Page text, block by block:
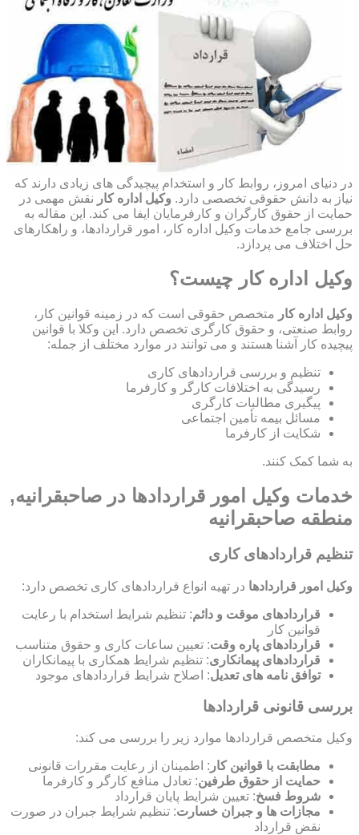
در دنیای امروز، روابط کار و استخدام پیچیدگی های زیادی دارند که
نیاز به دانش حقوقی تخصصی دارد. وکیل اداره کار نقش مهمی در
حمایت از حقوق کارگران و کارفرمایان ایفا می کند. این مقاله به
بررسی جامع خدمات وکیل اداره کار، امور قراردادها، و راهکارهای
حل اختلاف می پردازد.
وکیل اداره کار چیست؟
وکیل اداره کار متخصص حقوقی است که در زمینه قوانین کار،
روابط صنعتی، و حقوق کارگری تخصص دارد. این وکلا با قوانین
پیچیده کار آشنا هستند و می توانند در موارد مختلف از جمله:
تنظیم و بررسی قراردادهای کاری
رسیدگی به اختلافات کارگر و کارفرما
پیگیری مطالبات کارگری
مسائل بیمه تأمین اجتماعی
شکایت از کارفرما
به شما کمک کنند.
خدمات وکیل امور قراردادها در صاحبقرانیه,
منطقه صاحبقرانیه
تنظیم قراردادهای کاری
وکیل امور قراردادها در تهیه انواع قراردادهای کاری تخصص دارد:
قراردادهای موقت و دائم: تنظیم شرایط استخدام با رعایت
قوانین کار
قراردادهای پاره وقت: تعیین ساعات کاری و حقوق متناسب
قراردادهای پیمانکاری: تنظیم شرایط همکاری با پیمانکاران
توافق نامه های تعدیل: اصلاح شرایط قراردادهای موجود
بررسی قانونی قراردادها
وکیل متخصص قراردادها موارد زیر را بررسی می کند:
مطابقت با قوانین کار : اطمینان از رعایت مقررات قانونی
حمایت از حقوق طرفین: تعادل منافع کارگر و کارفرما
شروط فسخ: تعیین شرایط پایان قرارداد
مجازات ها و جبران خسارت: تنظیم شرایط جبران در صورت
نقض قرارداد